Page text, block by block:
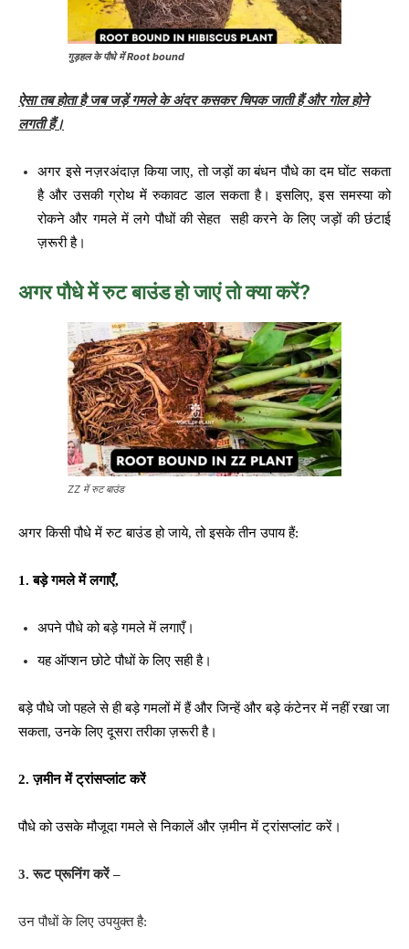
गुड़हल के पौधे में Root bound
ऐसा तब होता है जब जड़ें गमले के अंदर कसकर चिपक जाती हैं और गोल होने
लगती हैं।
अगर इसे नज़रअंदाज़ किया जाए, तो जड़ों का बंधन पौधे का दम घोंट सकता
है और उसकी ग्रोथ में रुकावट डाल सकता है। इसलिए, इस समस्या को
रोकने और गमले में लगे पौधों की सेहत सही करने के लिए जड़ों की छंटाई
ज़रूरी है।
अगर पौधे में रुट बाउंड हो जाएं तो क्या करें?
ZZ में रुट बाउंड
अगर किसी पौधे में रुट बाउंड हो जाये, तो इसके तीन उपाय हैं:
1. बड़े गमले में लगाएँ,
अपने पौधे को बड़े गमले में लगाएँ।
यह ऑप्शन छोटे पौधों के लिए सही है।
बड़े पौधे जो पहले से ही बड़े गमलों में हैं और जिन्हें और बड़े कंटेनर में नहीं रखा जा
सकता, उनके लिए दूसरा तरीका ज़रूरी है।
2. ज़मीन में ट्रांसप्लांट करें
पौधे को उसके मौजूदा गमले से निकालें और ज़मीन में ट्रांसप्लांट करें।
3. रूट प्रूनिंग करें –
उन पौधों के लिए उपयुक्त है: